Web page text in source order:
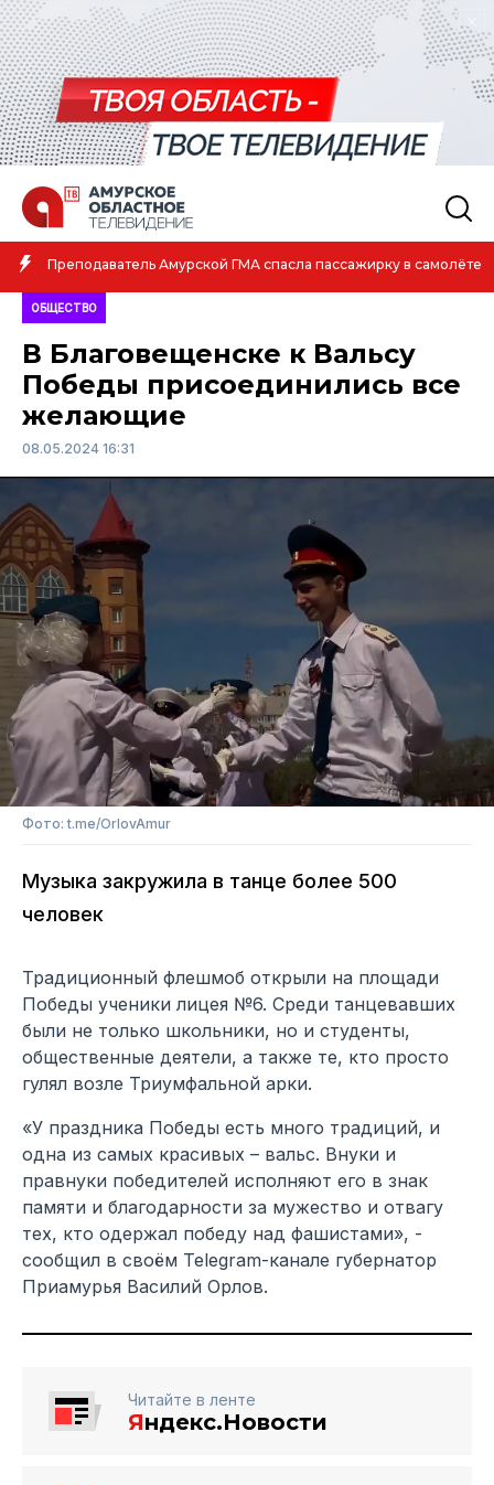
ГМА спасла пассажирку в самолёте
Амурская спортсменка
ОБЩЕСТВО
В Благовещенске к Вальсу
Победы присоединились все
желающие
08.05.2024 16:31
Фото: t.me/OrlovAmur
Музыка закружила в танце более 500
человек
Традиционный флешмоб открыли на площади
Победы ученики лицея №6. Среди танцевавших
были не только школьники, но и студенты,
общественные деятели, а также те, кто просто
гулял возле Триумфальной арки.
«У праздника Победы есть много традиций, и
одна из самых красивых – вальс. Внуки и
правнуки победителей исполняют его в знак
памяти и благодарности за мужество и отвагу
тех, кто одержал победу над фашистами», -
сообщил в своём Telegram-канале губернатор
Приамурья Василий Орлов.
Читайте в ленте
Яндекс.Новости